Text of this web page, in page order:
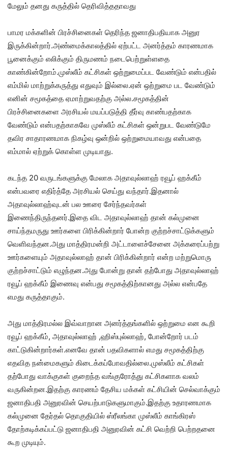
மேலும் தனது கருத்தில் தெரிவித்ததாவது
பாமர மக்களின் பிரச்சினைகள் தெரிந்த ஜனாதிபதியாக அனுர
இருக்கின்றார்.அண்மைக்காலத்தில் ஏற்பட்ட அனர்த்தம் காரணமாக
பூனைக்கும் எலிக்கும் திருமணம் நடைபெற்றுள்ளதை
காண்கின்றோம்.முஸ்லீம் கட்சிகள் ஒற்றுமைப்பட வேண்டும் என்பதில்
எம்மில் மாற்றுக்கருத்து எதுவும் இல்லை.ஏன் ஒற்றுமை பட வேண்டும்
எனின் சமூகத்தை ஏமாற்றுவதற்கு அல்ல.சமூகத்தின்
பிரச்சினைகளை அரசியல் மயப்படுத்தி தீர்வு காண்பதற்காக
வேண்டும் என்பதற்காகவே முஸ்லீம் கட்சிகள் ஒன்றுபட வேண்டுமே
தவிர சாதாரணமாக நிகழ்வு ஒன்றில் ஒற்றுமையாவது என்பதை
எம்மால் ஏற்றுக் கொள்ள முடியாது.
கடந்த 20 வருடங்களுக்கு மேலாக அதாவுல்லாஹ் ரவூப் ஹக்கீம்
என்பவரை எதிர்த்தே அரசியல் செய்து வந்தார்.இதனால்
அதாவுல்லாஹ்வுடன் பல ஊரை சேர்ந்தவர்கள்
இணைந்திருந்தனர்.இதை விட அதாவுல்லாஹ் தான் கல்முனை
சாய்ந்தமருது ஊர்களை பிரிக்கின்றார் போன்ற குற்றச்சாட்டுக்களும்
வெளிவந்தன.அது மாத்திரமன்றி அட்டாளைச்சேனை அக்கரைப்பற்று
ஊர்களையும் அதாவுல்லாஹ் தான் பிரிக்கின்றார் என்ற மற்றுமொரு
குற்றச்சாட்டும் எழுந்தன.அது போன்று தான் தற்போது அதாவுல்லாஹ்
ரவூப் ஹக்கீம் இணைவு என்பது சமூகத்திற்கானது அல்ல என்பதே
எமது கருத்தாகும்.
அது மாத்திரமல்ல இவ்வாறான அனர்த்தங்களில் ஒற்றுமை என கூறி
ரவூப் ஹக்கீம், அதாவுல்லாஹ் ,ஹிஸ்புல்லாஹ், போன்றோர் படம்
காட்டுகின்றார்கள்.எனவே தான் பதவிகளால் எமது சமூகத்திற்கு
எதவித நன்மைகளும் கிடைக்கப்போவதில்லை.முஸ்லீம் கட்சிகள்
தற்போது வாக்குகள் குறைந்த வங்குரோத்து கட்சிகளாக வலம்
வருகின்றன.இதற்கு காரணம் தேசிய மக்கள் கட்சியின் செல்வாக்கும்
ஜனாதிபதி அனுரவின் செயற்பாடுகளுமாகும்.இதற்கு உதாரணமாக
கல்முனை தேர்தல் தொகுதியில் ஸ்ரீலங்கா முஸ்லீம் காங்கிரஸ்
தோற்கடிக்கப்பட்டு ஜனாதிபதி அனுரவின் கட்சி வெற்றி பெற்றதனை
கூற முடியும்.